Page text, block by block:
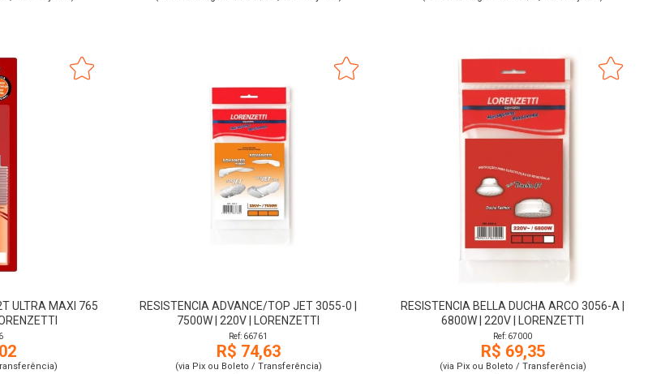
ULTRA MAXI 765
RESISTENCIA ADVANCE/TOP JET 3055-0 |
7500W | 220V | LORENZETTI
Ref: 66761
R$ 74,63
(via Pix ou Boleto / Transferência)
RESISTENCIA BELLA DUCHA ARCO 3056-A |
6800W | 220V | LORENZETTI
Ref: 67000
R$ 69,35
(via Pix ou Boleto / Transferência)